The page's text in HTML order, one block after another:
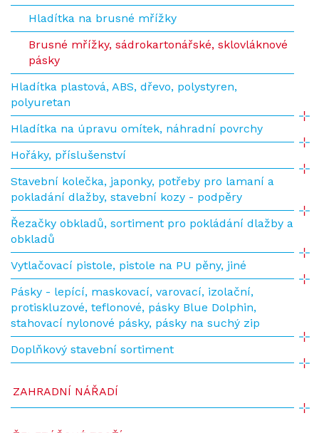
Hladítka na brusné mřížky
Brusné mřížky, sádrokartonářské, sklovláknové
pásky
Hladítka plastová, ABS, dřevo, polystyren,
polyuretan
Hladítka na úpravu omítek, náhradní povrchy
Hořáky, příslušenství
Stavební kolečka, japonky, potřeby pro lamaní a
pokladání dlažby, stavební kozy - podpěry
Řezačky obkladů, sortiment pro pokládání dlažby a
obkladů
Vytlačovací pistole, pistole na PU pěny, jiné
Pásky - lepící, maskovací, varovací, izolační,
protiskluzové, teflonové, pásky Blue Dolphin,
stahovací nylonové pásky, pásky na suchý zip
Doplňkový stavební sortiment
ZAHRADNÍ NÁŘADÍ